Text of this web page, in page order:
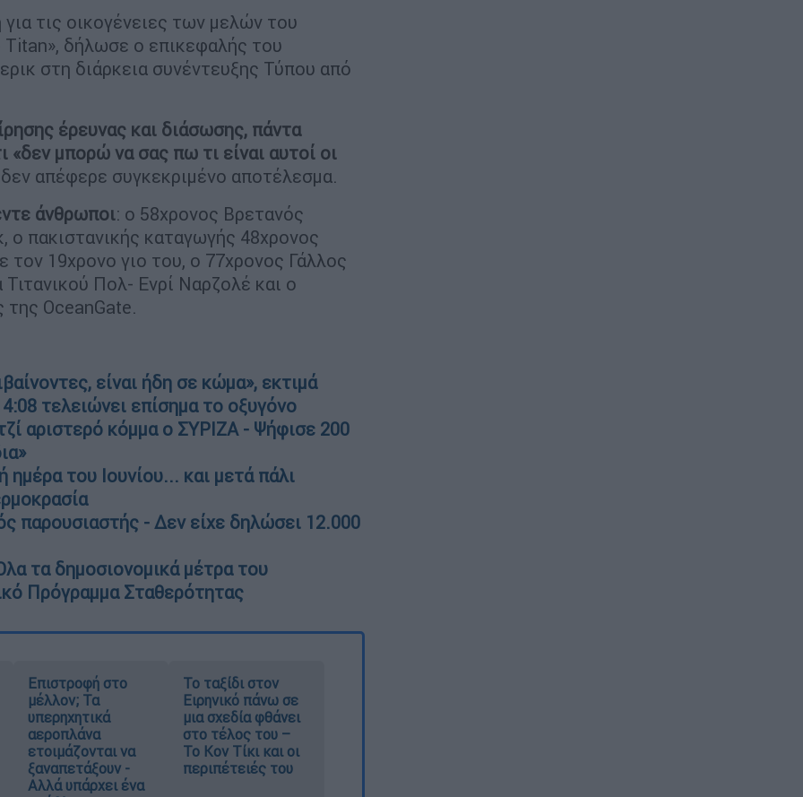
για τις οικογένειες των μελών του
δήλωσε ο επικεφαλής του
στη διάρκεια συνέντευξης Τύπου από
έρευνας και διάσωσης, πάντα
μπορώ να σας πω τι είναι αυτοί οι
απέφερε συγκεκριμένο αποτέλεσμα.
άνθρωποι: ο 58χρονος Βρετανός
ο πακιστανικής καταγωγής 48χρονος
τον 19χρονο γιο του, ο 77χρονος Γάλλος
Πολ- Ενρί Ναρζολέ και ο
της OceanGate.
είναι ήδη σε κώμα», εκτιμά
τελειώνει επίσημα το οξυγόνο
αριστερό κόμμα ο ΣΥΡΙΖΑ - Ψήφισε 200
του Ιουνίου... και μετά πάλι
παρουσιαστής - Δεν είχε δηλώσει 12.000
τα δημοσιονομικά μέτρα του
Πρόγραμμα Σταθερότητας
Επιστροφή στο
μέλλον; Τα
υπερηχητικά
αεροπλάνα
ετοιμάζονται να
ξαναπετάξουν -
Αλλά υπάρχει ένα
Το ταξίδι στον
Ειρηνικό πάνω σε
μια σχεδία φθάνει
στο τέλος του –
Το Κον Τίκι και οι
περιπέτειές του